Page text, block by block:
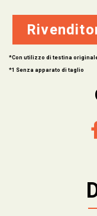
*Con utilizzo di testina
*1 Senza apparato di taglio